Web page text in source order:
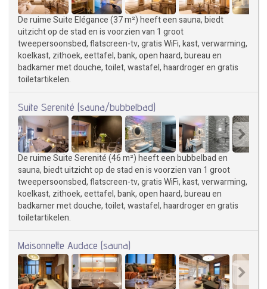
De ruime Suite Elégance (37 m²) heeft een sauna, biedt
uitzicht op de stad en is voorzien van 1 groot
tweepersoonsbed, flatscreen-tv, gratis WiFi, kast, verwarming,
koelkast, zithoek, eettafel, bank, open haard, bureau en
badkamer met douche, toilet, wastafel, haardroger en gratis
toiletartikelen.
Suite Serenité (sauna/bubbelbad)
De ruime Suite Serenité (46 m²) heeft een bubbelbad en
sauna, biedt uitzicht op de stad en is voorzien van 1 groot
tweepersoonsbed, flatscreen-tv, gratis WiFi, kast, verwarming,
koelkast, zithoek, eettafel, bank, open haard, bureau en
badkamer met douche, toilet, wastafel, haardroger en gratis
toiletartikelen.
Maisonnette Audace (sauna)